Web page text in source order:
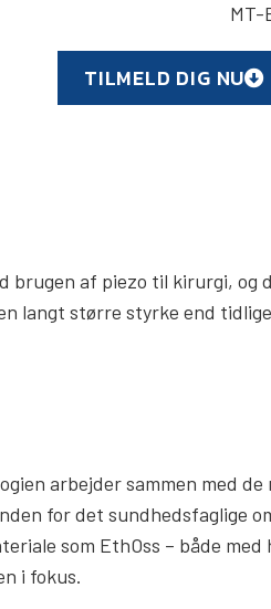
MT-
TILMELD DIG NU
brugen af piezo til kirurgi,
langt større styrke end
arbejder sammen med
for det sundhedsfaglige
som EthOss – både
i fokus.